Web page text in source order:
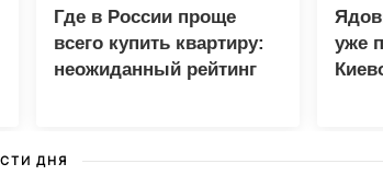
Где в России проще
всего купить квартиру:
неожиданный рейтинг
уже
ДНЯ